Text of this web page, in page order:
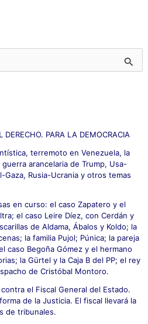
DERECHO. PARA LA DEMOCRACIA
terremoto en Venezuela, la
arancelaria de Trump, Usa-
Gaza, Rusia-Ucrania y otros temas
en curso: el caso Zapatero y el
el caso Leire Díez, con Cerdán y
de Aldama, Ábalos y Koldo; la
la familia Pujol; Púnica; la pareja
caso Begoña Gómez y el hermano
la Gürtel y la Caja B del PP; el rey
de Cristóbal Montoro.
el Fiscal General del Estado.
de la Justicia. El fiscal llevará la
de tribunales.